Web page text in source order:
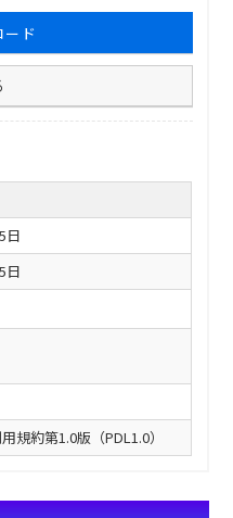
ード
日
日
規約第1.0版（PDL1.0）